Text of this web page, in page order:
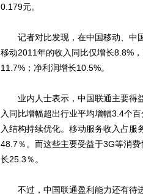
0.179元。
记者对比发现，在中国移动、中国
移动2011年的收入同比仅增长8.8%
11.7%；净利润增长10.5%。
业内人士表示，中国联通主要得益
入同比增幅超出行业平均增幅3.4个
入结构持续优化。移动服务收入占服
48.7％。而这些主要受益于3G等消
长25.3％。
不过，中国联通盈利能力还有待